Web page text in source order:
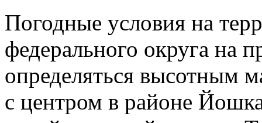
Погодные условия на
федерального округа на
определяться высотным
с центром в районе